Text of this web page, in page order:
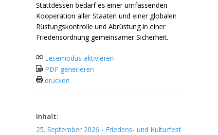
Stattdessen bedarf es einer umfassenden
Kooperation aller Staaten und einer globalen
Rüstungskontrolle und Abrüstung in einer
Friedensordnung gemeinsamer Sicherheit.
Lesemodus aktivieren
PDF generieren
drucken
Inhalt:
25. September 2026 - Friedens- und Kulturfest